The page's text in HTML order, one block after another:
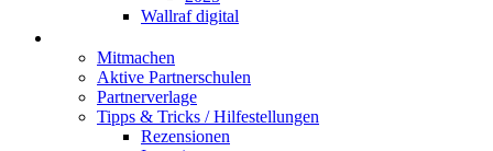
Wallraf digital
Mitmachen
Aktive Partnerschulen
Partnerverlage
Tipps & Tricks / Hilfestellungen
Rezensionen